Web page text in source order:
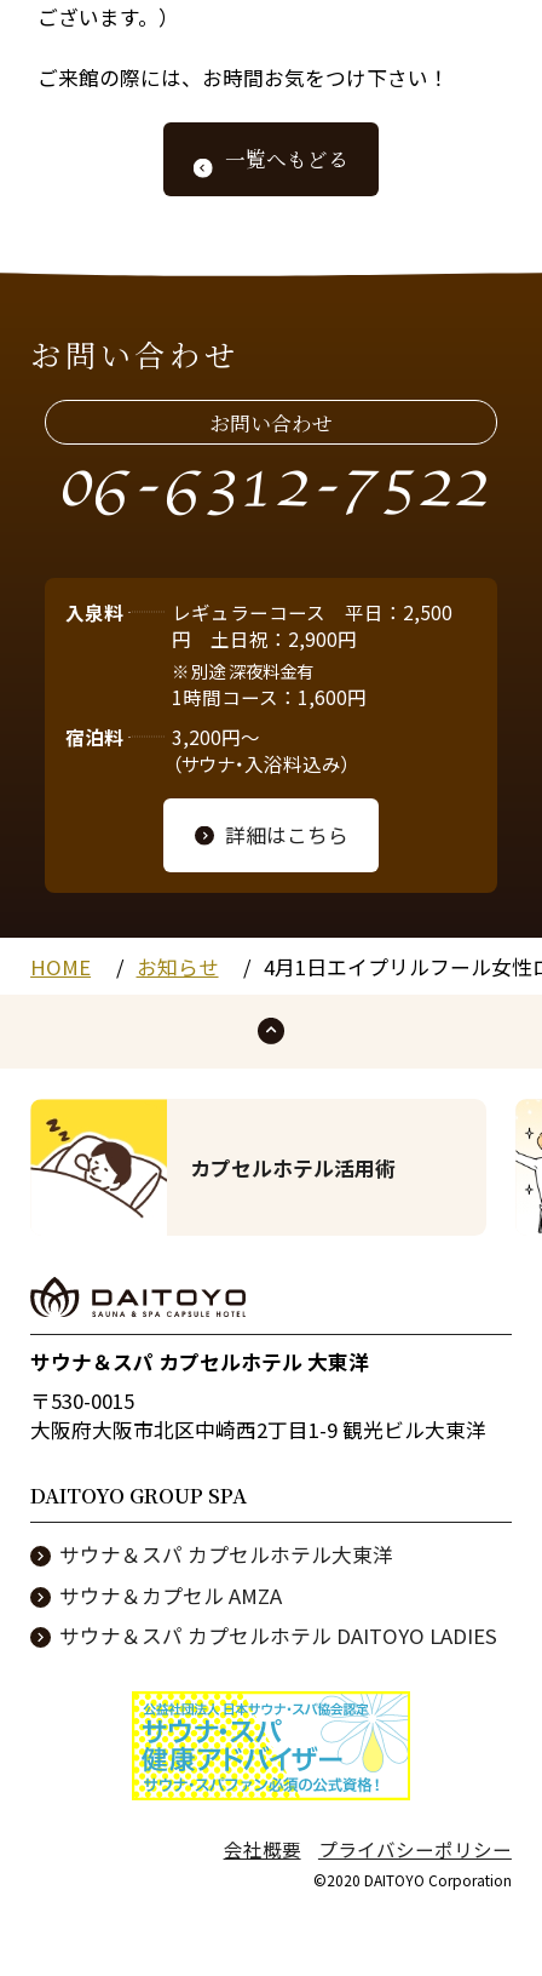
ございます。）
ご来館の際には、お時間お気をつけ下さい！
一覧へもどる
お問い合わせ
お問い合わせ
06-6312-7522
入泉料
レギュラーコース 平日：2,500
円 土日祝：2,900円
別途 深夜料金有
1時間コース：1,600円
宿泊料
3,200円～
（サウナ・入浴料込み）
詳細はこちら
HOME お知らせ 4月1日エイプリルフール女性
カプセルホテル活用術
サウナ＆スパ カプセルホテル 大東洋
〒530-0015
大阪府大阪市北区中崎西2丁目1-9 観光ビル大東洋
DAITOYO GROUP SPA
サウナ＆スパ カプセルホテル大東洋
サウナ＆カプセル AMZA
サウナ＆スパ カプセルホテル DAITOYO LADIES
会社概要 プライバシーポリシー
©2020 DAITOYO Corporation